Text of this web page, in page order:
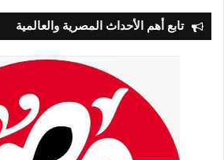
تابع أهم الأحداث المصرية والعالمية